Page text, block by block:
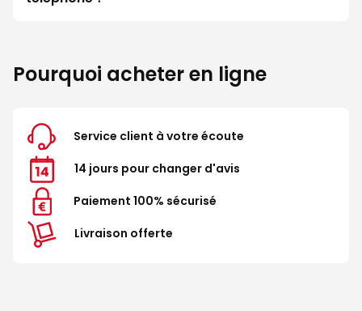
Pourquoi acheter en ligne
Service client à votre écoute
14 jours pour changer d'avis
Paiement 100% sécurisé
Livraison offerte